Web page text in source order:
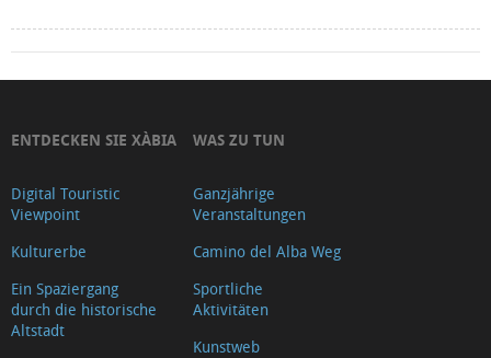
ENTDECKEN SIE XÀBIA
Digital Touristic
Viewpoint
Kulturerbe
Ein Spaziergang
durch die historische
Altstadt
WAS ZU TUN
Ganzjährige
Veranstaltungen
Camino del Alba Weg
Sportliche
Aktivitäten
Kunstweb